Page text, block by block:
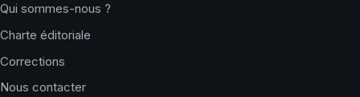
Qui sommes-nous ?
Charte éditoriale
Corrections
Nous contacter